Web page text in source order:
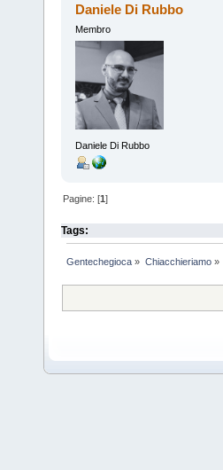
Daniele Di Rubbo
Membro
Daniele Di Rubbo
Pagine: [1]
Tags:
Gentechegioca » Chiacchieriamo»